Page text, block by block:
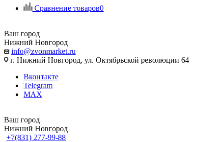
Сравнение товаров0
Ваш город
Нижний Новгород
info@zvonmarket.ru
г. Нижний Новгород, ул. Октябрьской революции 64
Вконтакте
Telegram
MAX
Ваш город
Нижний Новгород
+7(831) 277-99-88